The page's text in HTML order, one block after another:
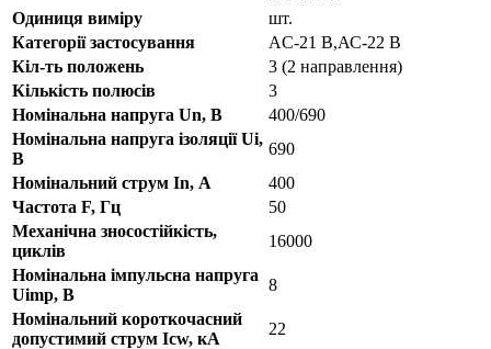
Одиниця виміру
шт.
Категорії застосування
AC-21 B,АС-22 В
Кіл-ть положень
3 (2 направлення)
Кількість полюсів
3
Номінальна напруга Un, В
400/690
Номінальна напруга ізоляції Ui,
В
690
Номінальний струм In, А
400
Частота F, Гц
50
Механічна зносостійкість,
циклів
16000
Номінальна імпульсна напруга
Uimp, В
8
Номінальний короткочасний
допустимий струм Icw, кА
22